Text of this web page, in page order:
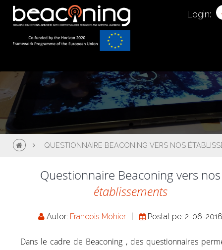
Login:
QUESTIONNAIRE BEACONING VERS NOS
Questionnaire Beaconing vers nos
établissements
Autor: Francois Mohier Postat pe: 2-06-
Dans le cadre de Beaconing , des questionnaires